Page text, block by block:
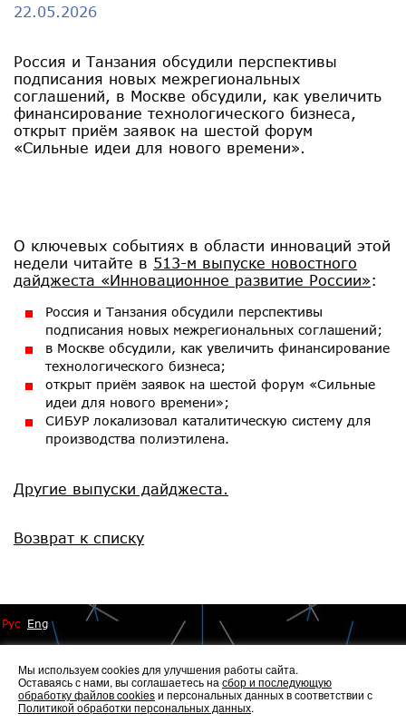
22.05.2026
Россия и Танзания обсудили перспективы
подписания новых межрегиональных
соглашений, в Москве обсудили, как увеличить
финансирование технологического бизнеса,
открыт приём заявок на шестой форум
«Сильные идеи для нового времени».
О ключевых событиях в области инноваций этой
недели читайте в 513-м выпуске новостного
дайджеста «Инновационное развитие России»:
Россия и Танзания обсудили перспективы
подписания новых межрегиональных соглашений;
в Москве обсудили, как увеличить финансирование
технологического бизнеса;
открыт приём заявок на шестой форум «Сильные
идеи для нового времени»;
СИБУР локализовал каталитическую систему для
производства полиэтилена.
Другие выпуски дайджеста.
Возврат к списку
Рус Eng
© 2014 - 2026 Иннопрактика
Мы используем cookies для улучшения работы сайта.
Оставаясь с нами, вы соглашаетесь на сбор и последующую
обработку файлов cookiesи персональных данных в соответствии с
Политикой обработки персональных данных.